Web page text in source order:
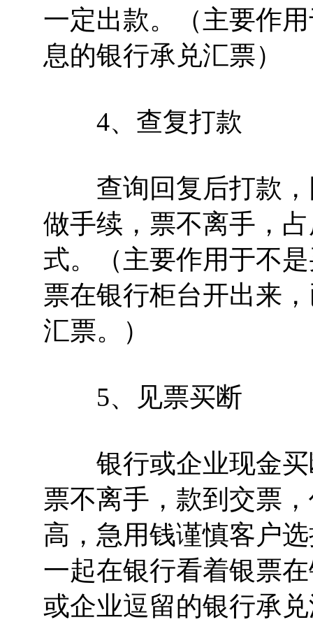
一定出款。（主要作
息的银行承兑汇票）
4、查复打款
查询回复后打款，
做手续，票不离手，
式。（主要作用于不
票在银行柜台开出来
汇票。）
5、见票买断
银行或企业现金买
票不离手，款到交票
高，急用钱谨慎客户
一起在银行看着银票
或企业逗留的银行承